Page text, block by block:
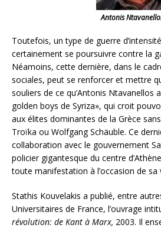
Antonis
Toutefois, un type de guerre
certainement se poursuivre contre la
Néamoins, cette dernière, dans le
sociales, peut se renforcer et mettre
souliers de ce qu’Antonis Ntavanellos
golden boys de Syriza», qui croit
aux élites dominantes de la Grèce
Troïka ou Wolfgang Schäuble. Ce
collaboration avec le gouvernement
policier gigantesque du centre
toute manifestation à l’occasion de sa
Stathis Kouvelakis a publié, entre
Universitaires de France, l’ouvrage
révolution: de Kant à Marx, 2003. Il